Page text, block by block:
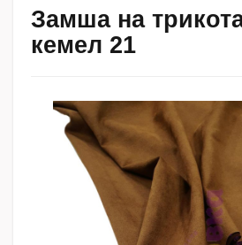
Замша на
кемел 21